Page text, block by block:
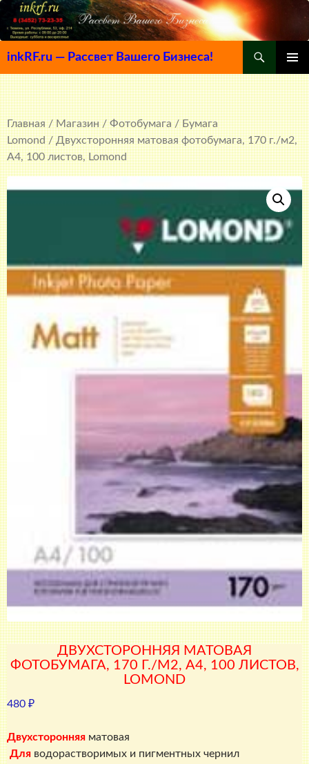
inkRF.ru — Рассвет Вашего Бизнеса!
МЕНЮ
К
СОДЕРЖИМОМУ
Главная/Магазин/Фотобумага/Бумага
Lomond/ Двухсторонняя матовая фотобумага, 170 г./м2,
A4, 100 листов, Lomond
ДВУХСТОРОННЯЯ МАТОВАЯ
ФОТОБУМАГА, 170 Г./М2, A4, 100 ЛИСТОВ,
LOMOND
480 ₽
Двухсторонняя матовая
Для водорастворимых и пигментных чернил